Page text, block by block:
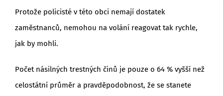
Protože policisté v této obci nemají dostatek
zaměstnanců, nemohou na volání reagovat tak rychle,
jak by mohli.
Počet násilných trestných činů je pouze o 64 % vyšší než
celostátní průměr a pravděpodobnost, že se stanete